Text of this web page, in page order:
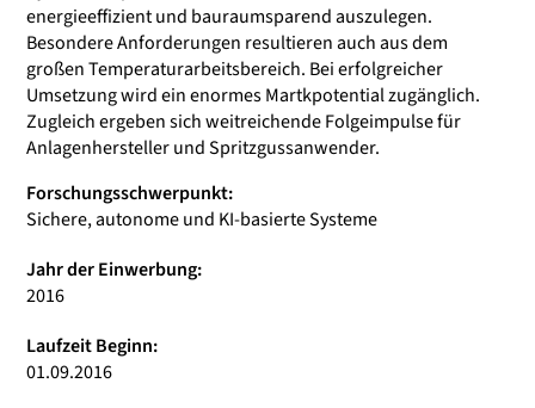
energieeffizient und bauraumsparend auszulegen.
Besondere Anforderungen resultieren auch aus dem
großen Temperaturarbeitsbereich. Bei erfolgreicher
Umsetzung wird ein enormes Martkpotential zugänglich.
Zugleich ergeben sich weitreichende Folgeimpulse für
Anlagenhersteller und Spritzgussanwender.
Forschungsschwerpunkt:
Sichere, autonome und KI-basierte Systeme
Jahr der Einwerbung:
2016
Laufzeit Beginn:
01.09.2016